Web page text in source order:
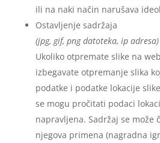
ili na naki način narušava
Ostavljenje sadržaja
(jpg, gif, png datoteka, ip adresa)
Ukoliko otpremate slike na
izbegavate otpremanje slika
podatke i podatke lokacije slike
se mogu pročitati podaci
napravljena. Sadržaj se može
njegova primena (nagradna